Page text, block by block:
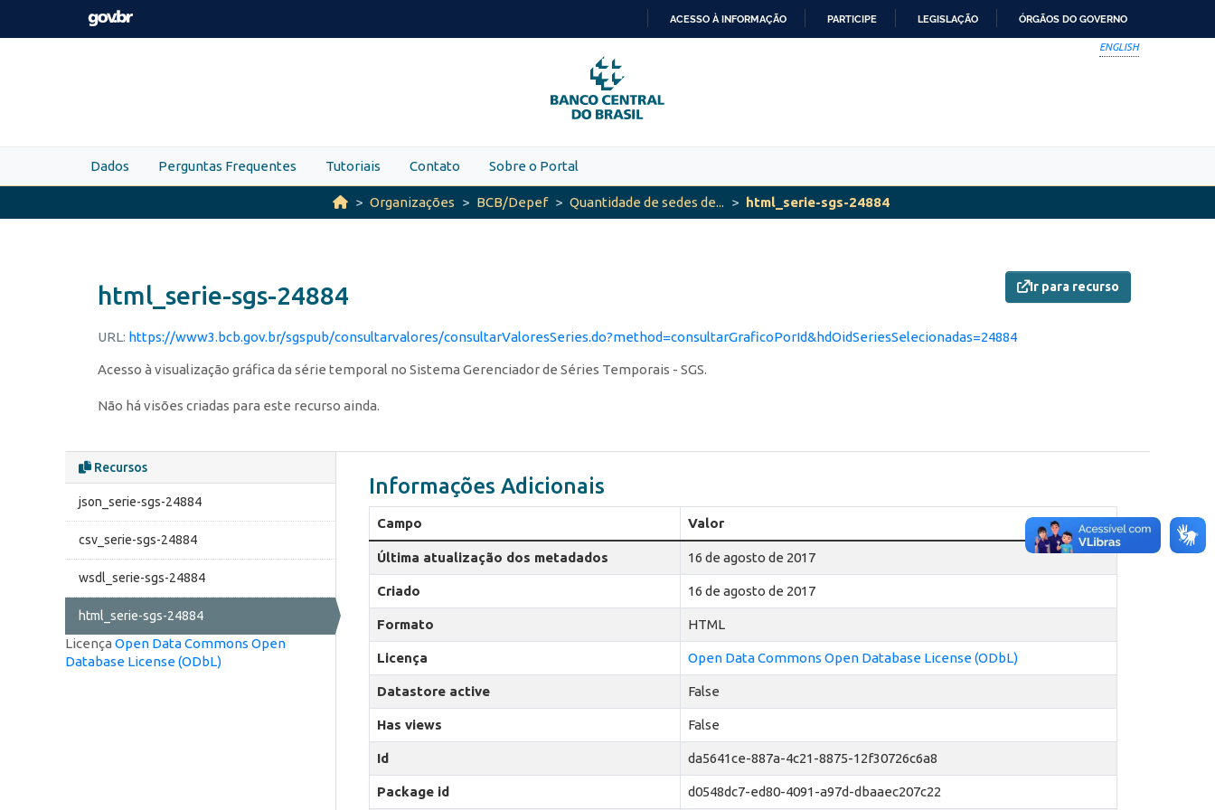
Skip to main content
PARA
O
CONTEÚDO
ACESSO À INFORMAÇÃO PARTICIPE LEGISLAÇÃO ÓRGÃOS DO GOVERNO
ENGLISH
Dados Perguntas Frequentes Tutoriais Contato Sobre o Portal
Organizações BCB/Depef Quantidade de sedes de... html_serie-sgs-24884
Ir para recurso
html_serie-sgs-24884
URL: https://www3.bcb.gov.br/sgspub/consultarvalores/consultarValoresSeries.do?method=consultarGraficoPorId&hdOidSeriesSelecionadas=24884
Acesso à visualização gráfica da série temporal no Sistema Gerenciador de Séries Temporais - SGS.
Não há visões criadas para este recurso ainda.
Recursos
json_serie-sgs-24884
csv_serie-sgs-24884
wsdl_serie-sgs-24884
html_serie-sgs-24884
Licença Open Data Commons Open
Database License (ODbL)
Informações Adicionais
Campo Valor
Última atualização dos metadados 16 de agosto de 2017
Criado 16 de agosto de 2017
Formato HTML
Licença Open Data Commons Open Database License (ODbL)
Datastore active False
Has views False
Id da5641ce-887a-4c21-8875-12f30726c6a8
Package id d0548dc7-ed80-4091-a97d-dbaaec207c22